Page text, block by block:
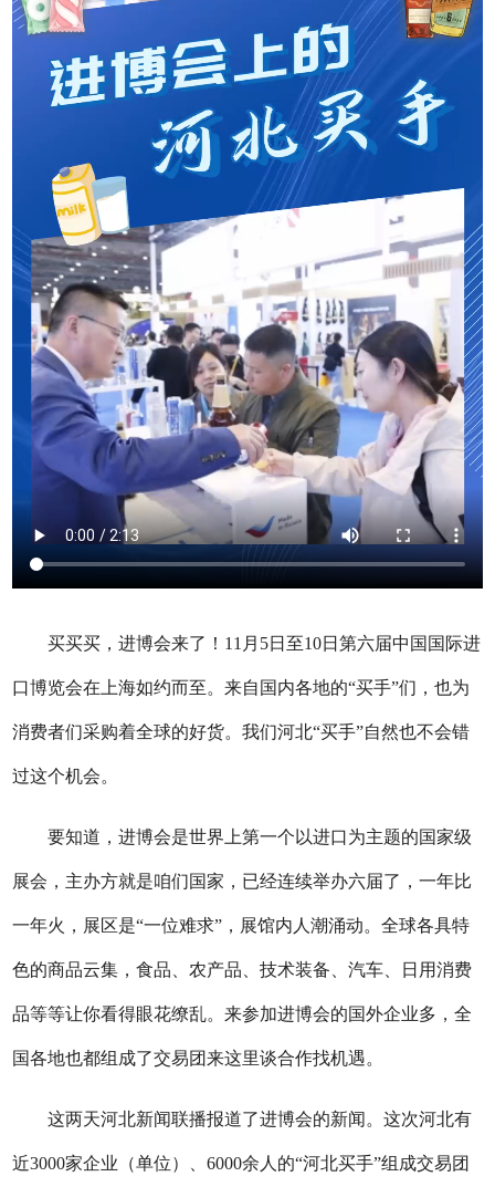
买买买，进博会来了！11月5日至10日第六届中国国际进
口博览会在上海如约而至。来自国内各地的“买手”们，也为
消费者们采购着全球的好货。我们河北“买手”自然也不会错
过这个机会。
要知道，进博会是世界上第一个以进口为主题的国家级
展会，主办方就是咱们国家，已经连续举办六届了，一年比
一年火，展区是“一位难求”，展馆内人潮涌动。全球各具特
色的商品云集，食品、农产品、技术装备、汽车、日用消费
品等等让你看得眼花缭乱。来参加进博会的国外企业多，全
国各地也都组成了交易团来这里谈合作找机遇。
这两天河北新闻联播报道了进博会的新闻。这次河北有
近3000家企业（单位）、6000余人的“河北买手”组成交易团